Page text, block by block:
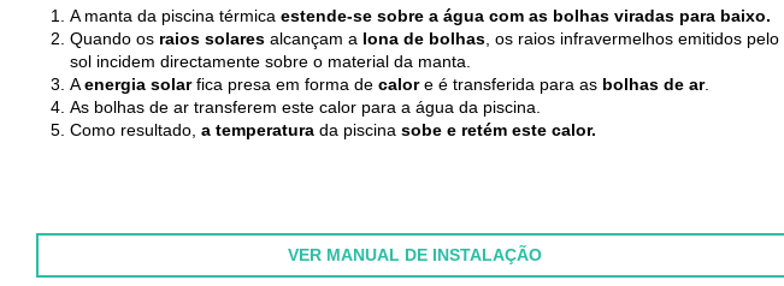
A manta da piscina térmica estende-se sobre a água com as bolhas viradas para baixo.
Quando os raios solares alcançam a lona de bolhas , os raios infravermelhos emitidos pelo
sol incidem directamente sobre o material da manta.
Aenergia solarfica presa em forma de calore é transferida para as bolhas de ar.
As bolhas de ar transferem este calor para a água da piscina.
Como resultado, a temperatura da piscina sobe e retém este calor.
VER MANUAL DE INSTALAÇÃO